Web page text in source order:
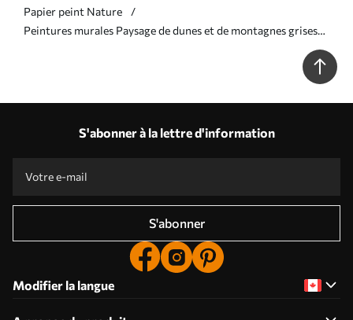
Papier peint Nature
Peintures murales Paysage de dunes et de montagnes grises
S'abonner à la lettre d'information
S'abonner
Modifier la langue